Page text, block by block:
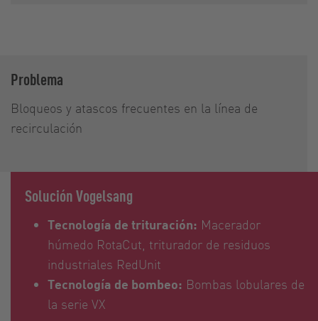
Problema
Bloqueos y atascos frecuentes en la línea de
recirculación
Solución Vogelsang
Tecnología de trituración: Macerador
húmedo RotaCut, triturador de residuos
industriales RedUnit
Tecnología de bombeo: Bombas lobulares de
la serie VX